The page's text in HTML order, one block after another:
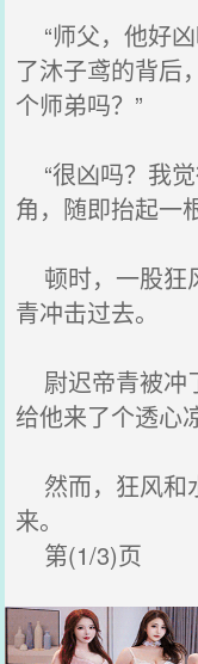
“师父，他好
了沐子鸢的背后
个师弟吗？”
“很凶吗？我
角，随即抬起一
顿时，一股狂
青冲击过去。
尉迟帝青被冲
给他来了个透心
然而，狂风和
来。
第(1/3)页